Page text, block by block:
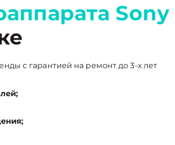
Sony
с гарантией на ремонт до 3-х лет